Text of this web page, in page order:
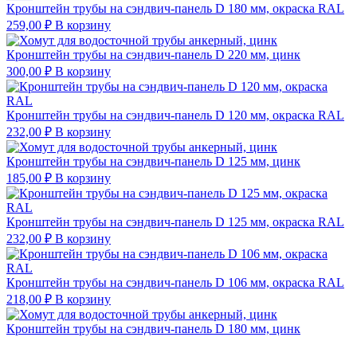
Кронштейн трубы на сэндвич-панель D 180 мм, окраска RAL
259,00 ₽ В корзину
Кронштейн трубы на сэндвич-панель D 220 мм, цинк
300,00 ₽ В корзину
Кронштейн трубы на сэндвич-панель D 120 мм, окраска RAL
232,00 ₽ В корзину
Кронштейн трубы на сэндвич-панель D 125 мм, цинк
185,00 ₽ В корзину
Кронштейн трубы на сэндвич-панель D 125 мм, окраска RAL
232,00 ₽ В корзину
Кронштейн трубы на сэндвич-панель D 106 мм, окраска RAL
218,00 ₽ В корзину
Кронштейн трубы на сэндвич-панель D 180 мм, цинк